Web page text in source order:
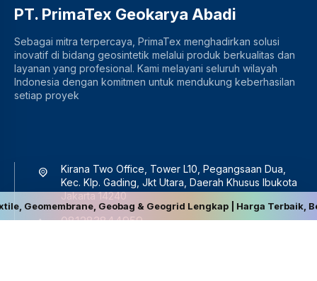
PT. PrimaTex Geokarya Abadi
Sebagai mitra terpercaya, PrimaTex menghadirkan solusi
inovatif di bidang geosintetik melalui produk berkualitas dan
layanan yang profesional. Kami melayani seluruh wilayah
Indonesia dengan komitmen untuk mendukung keberhasilan
setiap proyek
Kirana Two Office, Tower L10, Pegangsaan Dua,
Kec. Klp. Gading, Jkt Utara, Daerah Khusus Ibukota
Jakarta 14240
081283844959
Geobag & Geogrid Lengkap | Harga Terbaik, Berkualitas,